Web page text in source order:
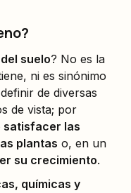
suelo? No es la
ni es sinónimo
de diversas
de vista; por
satisfacer las
plantas o, en un
su crecimiento.
químicas y